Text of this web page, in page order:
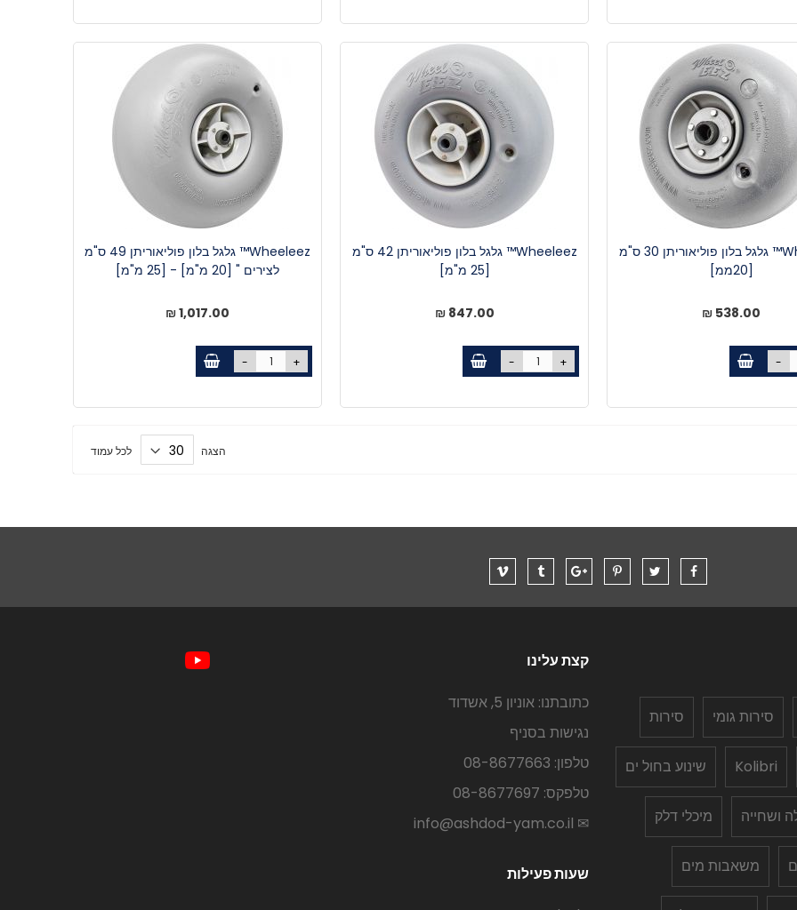
Wheeleez™ גלגל בלון פוליאוריתן 30 ס"מ
[20ממ]
538.00 ₪
-
Wheeleez™ גלגל בלון פוליאוריתן 42 ס"מ
[25 מ"מ]
847.00 ₪
- +
Wheeleez™ גלגל בלון פוליאוריתן 49 ס"מ
לצירים " [20 מ"מ] - [25 מ"מ]
1,017.00 ₪
- +
הצגה לכל עמוד
סירות גומי סירות
Kolibri שינוע בחול ים
ושחייה מיכלי דלק
משאבות מים
קצת עלינו
כתובתנו: אוניון 5, אשדוד
נגישות בסניף
טלפון: 08-8677663
טלפקס: 08-8677697
✉ info@ashdod-yam.co.il
שעות פעילות